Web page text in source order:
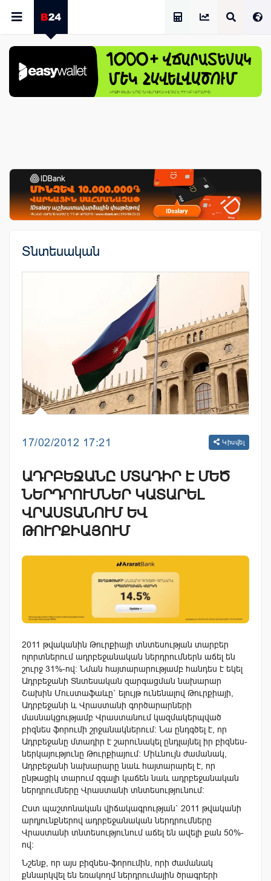
Տնտեսական
17/02/2012 17:21 Կիսվել
ԱԴՐԲԵՋԱՆԸ ՄՏԱԴԻՐ Է ՄԵԾ
ՆԵՐԴՐՈՒՄՆԵՐ ԿԱՏԱՐԵԼ
ՎՐԱՍՏԱՆՈՒՄ ԵՎ
ԹՈՒՐՔԻԱՅՈՒՄ
2011 թվականին Թուրքիայի տնտեսության տարբեր
ոլորտներում ադրբեջանական ներդրումներն աճել են
շուրջ 31%-ով: Նման հայտարարությամբ հանդես է եկել
Ադրբեջանի Տնտեսական զարգացման նախարար
Շախին Մուստաֆաևը` ելույթ ունենալով Թուրքիայի,
Ադրբեջանի և Վրաստանի գործարարների
մասնակցությամբ Վրաստանում կազմակերպված
բիզնես ֆորումի շրջանակներում: Նա ընդգծել է, որ
Ադրբեջանը մտադիր է շարունակել ընդլայնել իր բիզնես-
ներկայությունը Թուրքիայում: Միևնույն ժամանակ,
Ադրբեջանի նախարարը նաև հայտարարել է, որ
ընթացիկ տարում զգալի կաճեն նաև ադրբեջանական
ներդրումները Վրաստանի տնտեսությունում:
Ըստ պաշտոնական վիճակագրության` 2011 թվականի
արդյունքներով ադրբեջանական ներդրումները
Վրաստանի տնտեսությունում աճել են ավելի քան 50%-
ով:
Նշենք, որ այս բիզնես-ֆորումին, որի ժամանակ
քննարկվել են եռակողմ ներդրումային ծրագրերի